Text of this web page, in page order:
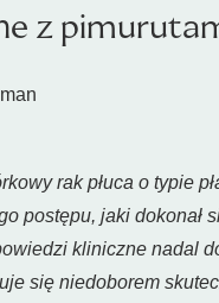
z
rak płuca o typie
postępu, jaki dokonał
kliniczne nadal
się niedoborem